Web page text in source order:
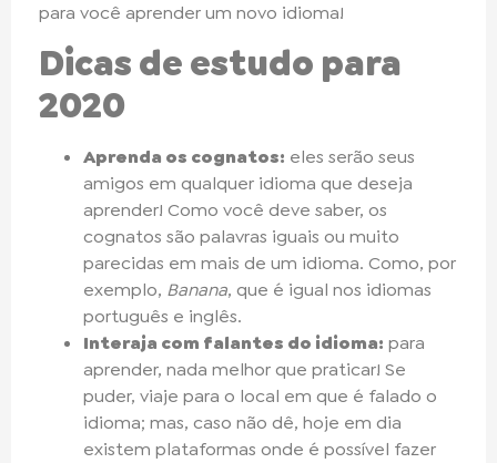
para você aprender um novo idioma!
Dicas de estudo para
2020
Aprenda os cognatos: eles serão seus
amigos em qualquer idioma que deseja
aprender! Como você deve saber, os
cognatos são palavras iguais ou muito
parecidas em mais de um idioma. Como, por
exemplo, Banana, que é igual nos idiomas
português e inglês.
Interaja com falantes do idioma: para
aprender, nada melhor que praticar! Se
puder, viaje para o local em que é falado o
idioma; mas, caso não dê, hoje em dia
existem plataformas onde é possível fazer